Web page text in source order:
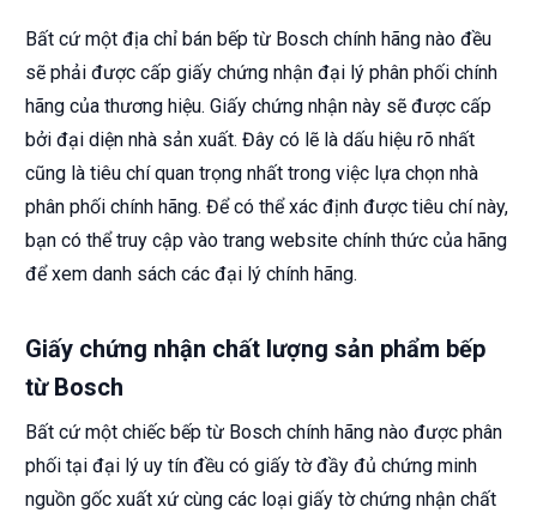
Bất cứ một địa chỉ bán bếp từ Bosch chính hãng nào đều
sẽ phải được cấp giấy chứng nhận đại lý phân phối chính
hãng của thương hiệu. Giấy chứng nhận này sẽ được cấp
bởi đại diện nhà sản xuất. Đây có lẽ là dấu hiệu rõ nhất
cũng là tiêu chí quan trọng nhất trong việc lựa chọn nhà
phân phối chính hãng. Để có thể xác định được tiêu chí này,
bạn có thể truy cập vào trang website chính thức của hãng
để xem danh sách các đại lý chính hãng.
Giấy chứng nhận chất lượng sản phẩm bếp
từ Bosch
Bất cứ một chiếc bếp từ Bosch chính hãng nào được phân
phối tại đại lý uy tín đều có giấy tờ đầy đủ chứng minh
nguồn gốc xuất xứ cùng các loại giấy tờ chứng nhận chất